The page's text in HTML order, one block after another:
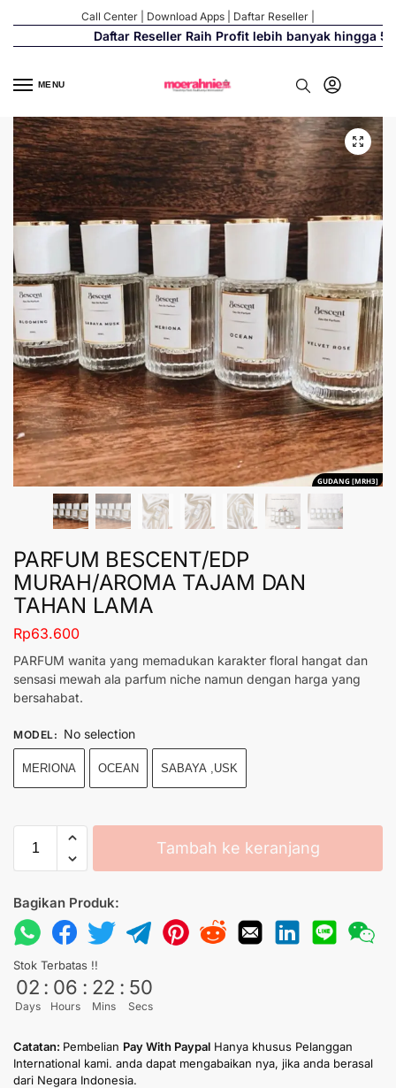
Call Center Download Apps Daftar Reseller
Daftar Reseller Raih Profit lebih banyak hingga 500%
MENU
GUDANG [MRH3]
PARFUM BESCENT/EDP
MURAH/AROMA TAJAM DAN
TAHAN LAMA
Rp63.600
PARFUM wanita yang memadukan karakter floral hangat dan
sensasi mewah ala parfum niche namun dengan harga yang
bersahabat.
MODEL : No selection
MERIONA OCEAN SABAYA ,USK
Tambah ke keranjang
Bagikan Produk:
Stok Terbatas !!
02
Days
: 06
Hours
: 22
Mins
: 50
Secs
Catatan: Pembelian Pay With Paypal Hanya khusus Pelanggan
International kami. anda dapat mengabaikan nya, jika anda berasal
dari Negara Indonesia.